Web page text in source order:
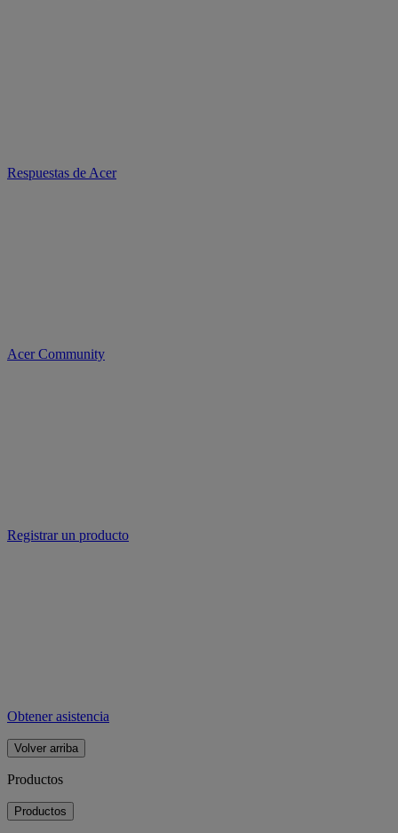
Respuestas de Acer
Acer Community
Registrar un producto
Obtener asistencia
Volver arriba
Productos
Productos